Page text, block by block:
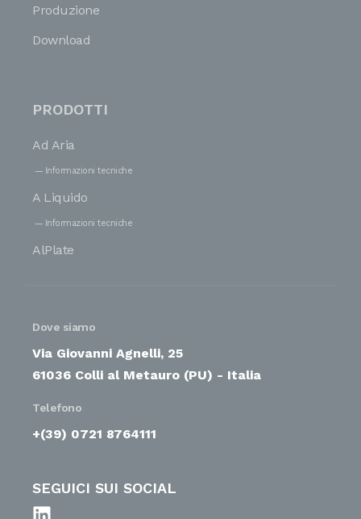
Produzione
Download
PRODOTTI
Ad Aria
Informazioni tecniche
A Liquido
Informazioni tecniche
AlPlate
Dove siamo
Via Giovanni Agnelli, 25
61036 Colli al Metauro (PU) - Italia
Telefono
+(39) 0721 8764111
SEGUICI SUI SOCIAL